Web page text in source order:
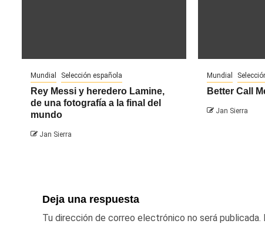
Mundial Selección española
Rey Messi y heredero Lamine,
de una fotografía a la final del
mundo
Jan Sierra
Mundial
Better Call
Jan Sierra
Deja una respuesta
Tu dirección de correo electrónico no será publicada.